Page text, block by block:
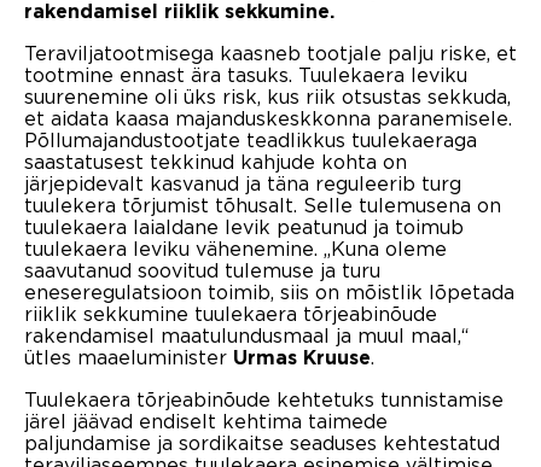
rakendamisel riiklik sekkumine.
Teraviljatootmisega kaasneb tootjale palju riske, et
tootmine ennast ära tasuks. Tuulekaera leviku
suurenemine oli üks risk, kus riik otsustas sekkuda,
et aidata kaasa majanduskeskkonna paranemisele.
Põllumajandustootjate teadlikkus tuulekaeraga
saastatusest tekkinud kahjude kohta on
järjepidevalt kasvanud ja täna reguleerib turg
tuulekera tõrjumist tõhusalt. Selle tulemusena on
tuulekaera laialdane levik peatunud ja toimub
tuulekaera leviku vähenemine. „Kuna oleme
saavutanud soovitud tulemuse ja turu
eneseregulatsioon toimib, siis on mõistlik lõpetada
riiklik sekkumine tuulekaera tõrjeabinõude
rakendamisel maatulundusmaal ja muul maal,“
ütles maaeluminister Urmas Kruuse.
Tuulekaera tõrjeabinõude kehtetuks tunnistamise
järel jäävad endiselt kehtima taimede
paljundamise ja sordikaitse seaduses kehtestatud